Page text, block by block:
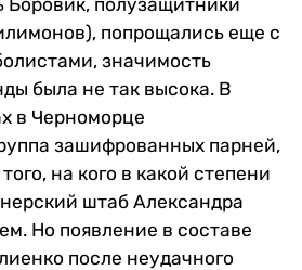
попрощались еще с
значимость
была не так высока. В
в Черноморце
зашифрованных парней,
на кого в какой степени
штаб Александра
Но появление в составе
после неудачного